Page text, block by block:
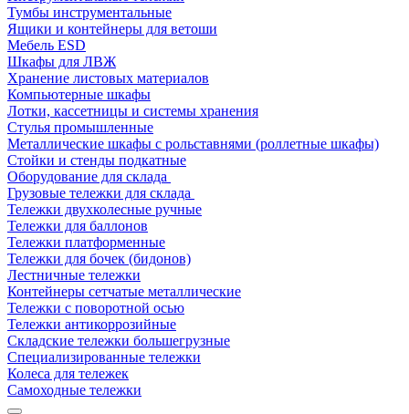
Тумбы инструментальные
Ящики и контейнеры для ветоши
Мебель ESD
Шкафы для ЛВЖ
Хранение листовых материалов
Компьютерные шкафы
Лотки, кассетницы и системы хранения
Стулья промышленные
Металлические шкафы с рольставнями (роллетные шкафы)
Стойки и стенды подкатные
Оборудование для склада
Грузовые тележки для склада
Тележки двухколесные ручные
Тележки для баллонов
Тележки платформенные
Тележки для бочек (бидонов)
Лестничные тележки
Контейнеры сетчатые металлические
Тележки с поворотной осью
Тележки антикоррозийные
Складские тележки большегрузные
Специализированные тележки
Колеса для тележек
Самоходные тележки